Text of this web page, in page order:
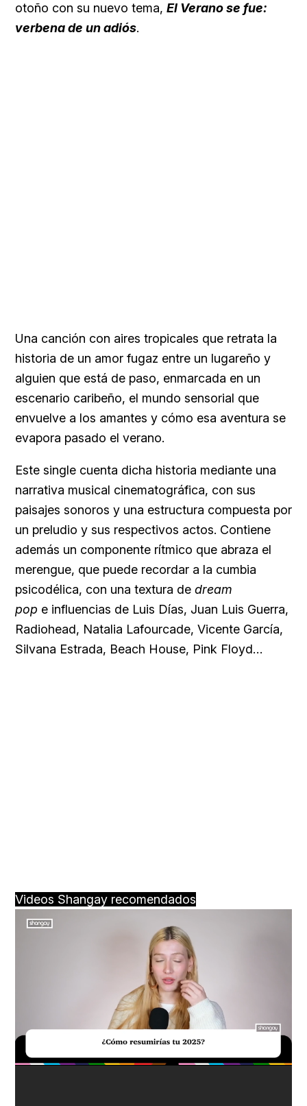
otoño con su nuevo tema, El Verano se fue:
verbena de un adiós.
Una canción con aires tropicales que retrata la
historia de un amor fugaz entre un lugareño y
alguien que está de paso, enmarcada en un
escenario caribeño, el mundo sensorial que
envuelve a los amantes y cómo esa aventura se
evapora pasado el verano.
Este single cuenta dicha historia mediante una
narrativa musical cinematográfica, con sus
paisajes sonoros y una estructura compuesta por
un preludio y sus respectivos actos. Contiene
además un componente rítmico que abraza el
merengue, que puede recordar a la cumbia
psicodélica, con una textura de dream
pop e influencias de Luis Días, Juan Luis Guerra,
Radiohead, Natalia Lafourcade, Vicente García,
Silvana Estrada, Beach House, Pink Floyd…
Videos Shangay recomendados
Unmute Loaded:
34.00%